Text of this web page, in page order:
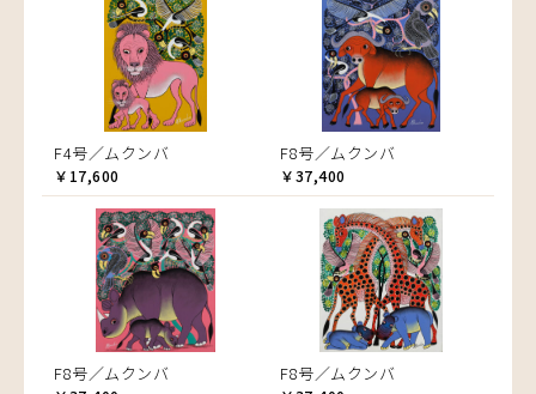
F4号／ムクンバ
￥17,600
F8号／ムクンバ
￥37,400
F8号／ムクンバ F8号／ムクンバ